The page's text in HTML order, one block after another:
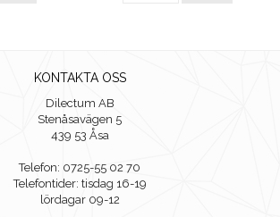
KONTAKTA OSS
Dilectum AB
Stenåsavägen 5
439 53 Åsa
Telefon: 0725-55 02 70
Telefontider: tisdag 16-19
lördagar 09-12